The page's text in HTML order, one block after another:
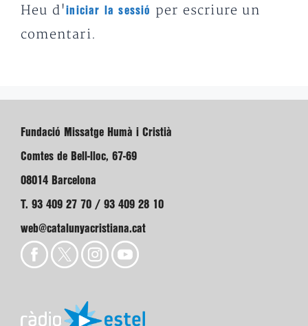
Heu d'iniciar la sessió
per escriure un
comentari.
Fundació Missatge Humà i Cristià
Comtes de Bell-lloc, 67-69
08014 Barcelona
T. 93 409 27 70 / 93 409 28 10
web@catalunyacristiana.cat